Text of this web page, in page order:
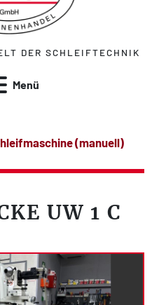
DER SCHLEIFTECHNIK
Menü
(manuell)
UW 1 C